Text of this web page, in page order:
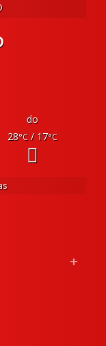
do
28°C/ 17°C